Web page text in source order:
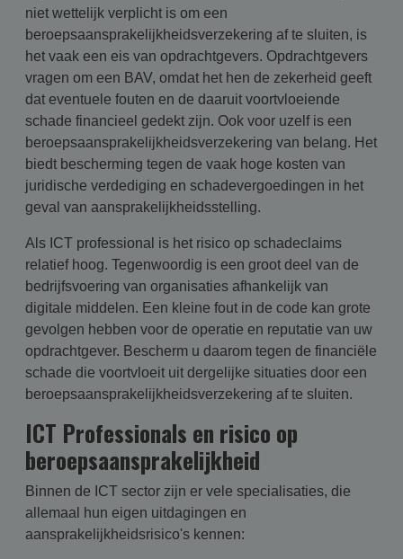
niet wettelijk verplicht is om een
beroepsaansprakelijkheidsverzekering af te sluiten, is
het vaak een eis van opdrachtgevers. Opdrachtgevers
vragen om een BAV, omdat het hen de zekerheid geeft
dat eventuele fouten en de daaruit voortvloeiende
schade financieel gedekt zijn. Ook voor uzelf is een
beroepsaansprakelijkheidsverzekering van belang. Het
biedt bescherming tegen de vaak hoge kosten van
juridische verdediging en schadevergoedingen in het
geval van aansprakelijkheidsstelling.
Als ICT professional is het risico op schadeclaims
relatief hoog. Tegenwoordig is een groot deel van de
bedrijfsvoering van organisaties afhankelijk van
digitale middelen. Een kleine fout in de code kan grote
gevolgen hebben voor de operatie en reputatie van uw
opdrachtgever. Bescherm u daarom tegen de financiële
schade die voortvloeit uit dergelijke situaties door een
beroepsaansprakelijkheidsverzekering af te sluiten.
ICT Professionals en risico op
beroepsaansprakelijkheid
Binnen de ICT sector zijn er vele specialisaties, die
allemaal hun eigen uitdagingen en
aansprakelijkheidsrisico's kennen: